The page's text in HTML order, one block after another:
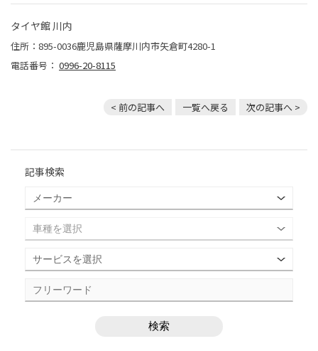
タイヤ館 川内
住所：895-0036鹿児島県薩摩川内市矢倉町4280-1
電話番号： 0996-20-8115
< 前の記事へ 一覧へ戻る 次の記事へ >
記事検索